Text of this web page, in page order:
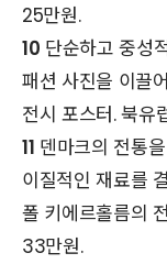
25만원.
10 단순하고 중성
패션 사진을 이끌
전시 포스터. 북유
11 덴마크의 전통
이질적인 재료를
폴 키에르홀름의
33만원.